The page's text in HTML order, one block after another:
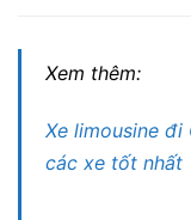
Xem thêm:
Xe limousine đi
các xe tốt nhất